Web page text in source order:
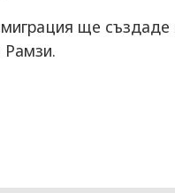
ще
Рамзи.